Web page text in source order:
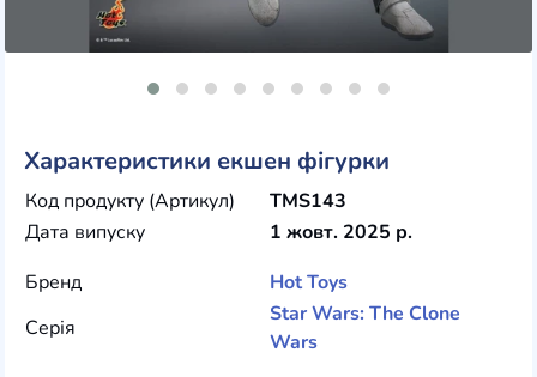
Характеристики екшен фігурки
Код продукту (Артикул)
TMS143
Дата випуску
1 жовт. 2025 р.
Бренд
Hot Toys
Серія
Star Wars: The Clone
Wars